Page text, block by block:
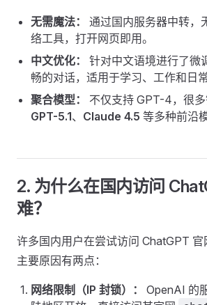
无需魔法：
通过国内服务器中转，
络工具，打开网页即用。
中文优化：
针对中文语境进行了微
畅的对话，适用于学习、工作和日常
聚合模型：
不仅支持 GPT-4，很
GPT-5.1、 Claude 4.5 等多种前沿
2. 为什么在国内访问
难？
许多国内用户在尝试访问 ChatGPT 官
主要原因有两点：
网络限制（IP 封锁）：
OpenAI 的